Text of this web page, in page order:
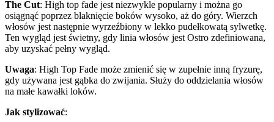
The Cut: High top fade jest niezwykle popularny i można go
osiągnąć poprzez blaknięcie boków wysoko, aż do góry. Wierzch
włosów jest następnie wyrzeźbiony w lekko pudełkowatą sylwetkę.
Ten wygląd jest świetny, gdy linia włosów jest Ostro zdefiniowana,
aby uzyskać pełny wygląd.
Uwaga: High Top Fade może zmienić się w zupełnie inną fryzurę,
gdy używana jest gąbka do zwijania. Służy do oddzielania włosów
na małe kawałki loków.
Jak stylizować: